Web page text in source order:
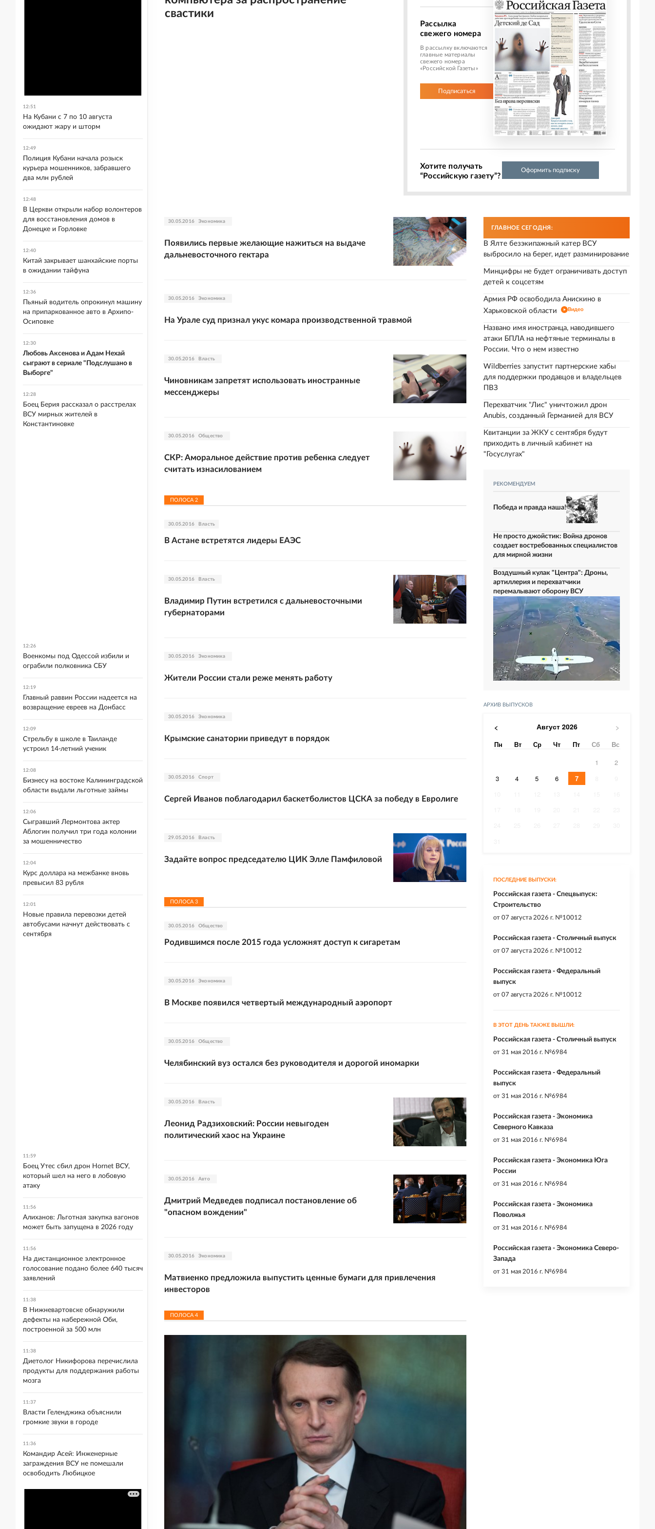
свастики
Рассылка
свежего номера
В рассылку включаются
главные материалы
свежего номера
«Российской Газеты»
Подписаться
Хотите получать
“Российскую газету”?
Оформить подписку
30.05.2016 Экономика
Появились первые желающие нажиться на выдаче
дальневосточного гектара
30.05.2016 Экономика
На Урале суд признал укус комара производственной травмой
30.05.2016 Власть
Чиновникам запретят использовать иностранные
мессенджеры
30.05.2016 Общество
СКР: Аморальное действие против ребенка следует
считать изнасилованием
ПОЛОСА 2
30.05.2016 Власть
В Астане встретятся лидеры ЕАЭС
30.05.2016 Власть
Владимир Путин встретился с дальневосточными
губернаторами
30.05.2016 Экономика
Жители России стали реже менять работу
30.05.2016 Экономика
Крымские санатории приведут в порядок
30.05.2016 Спорт
Сергей Иванов поблагодарил баскетболистов ЦСКА за победу в Евролиге
29.05.2016 Власть
Задайте вопрос председателю ЦИК Элле Памфиловой
ПОЛОСА 3
30.05.2016 Общество
Родившимся после 2015 года усложнят доступ к сигаретам
30.05.2016 Экономика
В Москве появился четвертый международный аэропорт
30.05.2016 Общество
Челябинский вуз остался без руководителя и дорогой иномарки
30.05.2016 Власть
Леонид Радзиховский: России невыгоден
политический хаос на Украине
30.05.2016 Авто
Дмитрий Медведев подписал постановление об
"опасном вождении"
30.05.2016 Экономика
Матвиенко предложила выпустить ценные бумаги для привлечения
инвесторов
ПОЛОСА 4
ГЛАВНОЕ СЕГОДНЯ:
В Ялте безэкипажный катер ВСУ
выбросило на берег, идет разминирование
Минцифры не будет ограничивать доступ
детей к соцсетям
Армия РФ освободила Анискино в
Харьковской области
Видео
Названо имя иностранца, наводившего
атаки БПЛА на нефтяные терминалы в
России. Что о нем известно
Wildberries запустит партнерские хабы
для поддержки продавцов и владельцев
ПВЗ
Перехватчик "Лис" уничтожил дрон
Anubis, созданный Германией для ВСУ
Квитанции за ЖКУ с сентября будут
приходить в личный кабинет на
"Госуслугах"
РЕКОМЕНДУЕМ
Победа и правда наша!
Не просто джойстик: Война дронов
создает востребованных специалистов
для мирной жизни
Воздушный кулак "Центра": Дроны,
артиллерия и перехватчики
перемалывают оборону ВСУ
АРХИВ ВЫПУСКОВ
< Август 2026 >
Пн Вт Ср Чт Пт Сб
Вс
1
2
3
4 5 6 7
ПОСЛЕДНИЕ ВЫПУСКИ:
Российская газета - Спецвыпуск:
Строительство
от 07 августа 2026 г. №10012
Российская газета - Столичный выпуск
от 07 августа 2026 г. №10012
Российская газета - Федеральный
выпуск
от 07 августа 2026 г. №10012
В ЭТОТ ДЕНЬ ТАКЖЕ ВЫШЛИ:
Российская газета - Столичный выпуск
от 31 мая 2016 г. №6984
Российская газета - Федеральный
выпуск
от 31 мая 2016 г. №6984
Российская газета - Экономика
Северного Кавказа
от 31 мая 2016 г. №6984
Российская газета - Экономика Юга
России
от 31 мая 2016 г. №6984
Российская газета - Экономика
Поволжья
от 31 мая 2016 г. №6984
Российская газета - Экономика Северо-
Запада
от 31 мая 2016 г. №6984
12:51
На Кубани с 7 по 10 августа
ожидают жару и шторм
12:49
Полиция Кубани начала розыск
курьера мошенников, забравшего
два млн рублей
12:48
В Церкви открыли набор волонтеров
для восстановления домов в
Донецке и Горловке
12:40
Китай закрывает шанхайские порты
в ожидании тайфуна
12:36
Пьяный водитель опрокинул машину
на припаркованное авто в Архипо-
Осиповке
12:30
Любовь Аксенова и Адам Нехай
сыграют в сериале "Подслушано в
Выборге"
12:28
Боец Берия рассказал о расстрелах
ВСУ мирных жителей в
Константиновке
12:26
Военкомы под Одессой избили и
ограбили полковника СБУ
12:19
Главный раввин России надеется на
возвращение евреев на Донбасс
12:09
Стрельбу в школе в Таиланде
устроил 14-летний ученик
12:08
Бизнесу на востоке Калининградской
области выдали льготные займы
12:06
Сыгравший Лермонтова актер
Аблогин получил три года колонии
за мошенничество
12:04
Курс доллара на межбанке вновь
превысил 83 рубля
12:01
Новые правила перевозки детей
автобусами начнут действовать с
сентября
11:59
Боец Утес сбил дрон Hornet ВСУ,
который шел на него в лобовую
атаку
11:56
Алиханов: Льготная закупка вагонов
может быть запущена в 2026 году
11:56
На дистанционное электронное
голосование подано более 640 тысяч
заявлений
11:38
В Нижневартовске обнаружили
дефекты на набережной Оби,
построенной за 500 млн
11:38
Диетолог Никифорова перечислила
продукты для поддержания работы
мозга
11:37
Власти Геленджика объяснили
громкие звуки в городе
11:36
Командир Асей: Инженерные
заграждения ВСУ не помешали
освободить Любицкое